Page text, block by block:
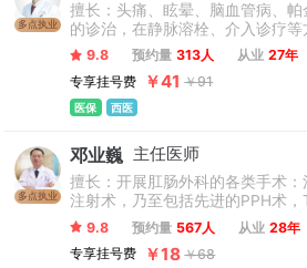
多点执业
擅长：头痛、眩晕、脑血管病、
的诊治，在静脉溶栓、介入诊疗
验。
9.8 预约量 313人 从业 27年
专享挂号费
￥41 ￥91
医保 西医
多点执业
邓业巍 主任医师
擅长：开展肛肠外科的各类手术
注射术，乃至包括先进的PPH术，
术；复杂肛瘘手术，肛周脓肿手术
脱垂手术，骶尾部藏毛窦（囊肿）
综合症手术，结直肠癌的治疗等具
9.8 预约量 567人 从业 28年
专享挂号费
￥18 ￥68